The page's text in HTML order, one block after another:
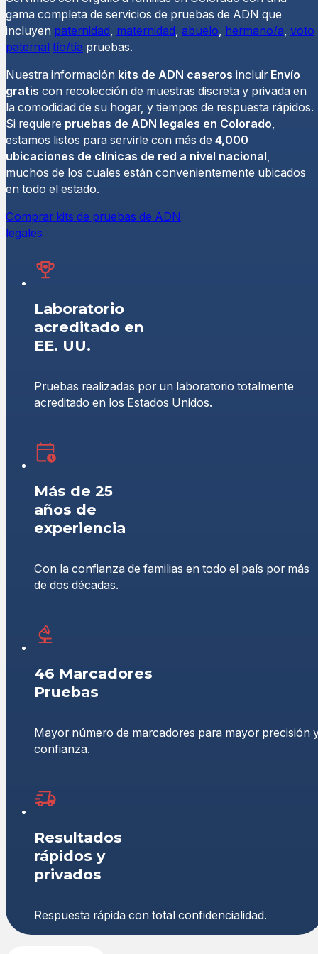
gama completa de servicios de pruebas de ADN que
incluyen paternidad maternidad abuelo hermano/a voto
paternal tío/tía pruebas.
Nuestra información kits de ADN caseros incluir Envío
gratis con recolección de muestras discreta y privada en
la comodidad de su hogar, y tiempos de respuesta rápidos.
Si requiere pruebas de ADN legales en Colorado
estamos listos para servirle con más de 4,000
ubicaciones de clínicas de red a nivel nacional
muchos de los cuales están convenientemente ubicados
en todo el estado.
Comprar kits de pruebas de ADN
legales
Laboratorio
acreditado en
EE. UU.
Pruebas realizadas por un laboratorio totalmente
acreditado en los Estados Unidos.
Más de 25
años de
experiencia
Con la confianza de familias en todo el país por más
de dos décadas.
46 Marcadores
Pruebas
Mayor número de marcadores para mayor precisión
confianza.
Resultados
rápidos y
privados
Respuesta rápida con total confidencialidad.